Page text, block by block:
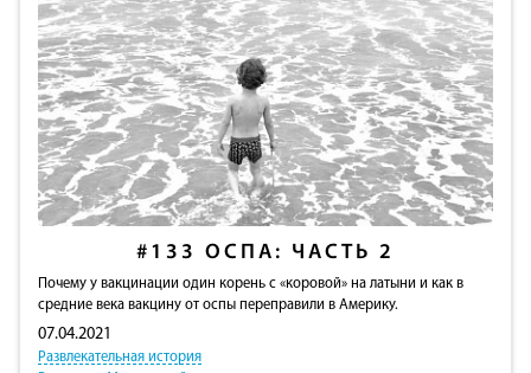
#133 ОСПА: ЧАСТЬ 2
Почему у вакцинации один корень с «коровой» на латыни и как в
средние века вакцину от оспы переправили в Америку.
07.04.2021
Развлекательная история